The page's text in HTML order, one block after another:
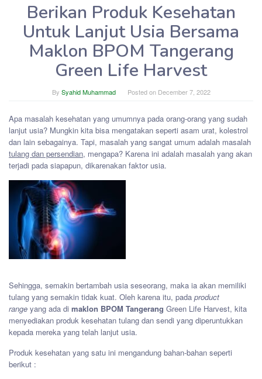
Berikan Produk Kesehatan
Untuk Lanjut Usia Bersama
Maklon BPOM Tangerang
Green Life Harvest
By Syahid Muhammad Posted on December 7, 2022
Apa masalah kesehatan yang umumnya pada orang-orang yang sudah
lanjut usia? Mungkin kita bisa mengatakan seperti asam urat, kolestrol
dan lain sebagainya. Tapi, masalah yang sangat umum adalah masalah
tulang dan persendian, mengapa? Karena ini adalah masalah yang akan
terjadi pada siapapun, dikarenakan faktor usia.
Sehingga, semakin bertambah usia seseorang, maka ia akan memiliki
tulang yang semakin tidak kuat. Oleh karena itu, pada product
range yang ada di maklon BPOM Tangerang Green Life Harvest, kita
menyediakan produk kesehatan tulang dan sendi yang diperuntukkan
kepada mereka yang telah lanjut usia.
Produk kesehatan yang satu ini mengandung bahan-bahan seperti
berikut :